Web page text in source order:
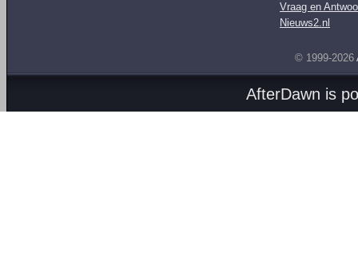
Vraag en
Nieuws2.nl
© 1999-2026
AfterDawn is